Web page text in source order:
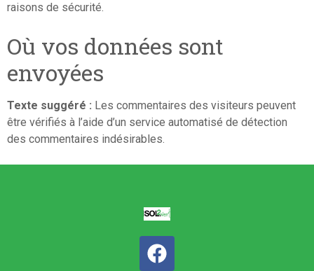
raisons de sécurité.
Où vos données sont
envoyées
Texte suggéré : Les commentaires des visiteurs peuvent
être vérifiés à l’aide d’un service automatisé de détection
des commentaires indésirables.